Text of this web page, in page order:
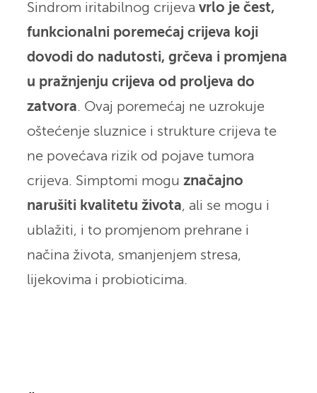
Sindrom iritabilnog crijeva vrlo je čest,
funkcionalni poremećaj crijeva koji
dovodi do nadutosti, grčeva i promjena
u pražnjenju crijeva od proljeva do
zatvora. Ovaj poremećaj ne uzrokuje
oštećenje sluznice i strukture crijeva te
ne povećava rizik od pojave tumora
crijeva. Simptomi mogu značajno
narušiti kvalitetu života, ali se mogu i
ublažiti, i to promjenom prehrane i
načina života, smanjenjem stresa,
lijekovima i probioticima.